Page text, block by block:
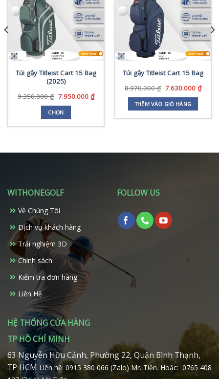
Túi gậy Titleist Cart 15 Bag
(2025)
9.350.000₫ Giá
là:
9.350.000 ₫.
7.950.000 ₫Giá
7.950.000 ₫.
CHỌN
có
Các
chọn
có
thể
được
chọn
trang
phẩm
Túi gậy Titleist Cart 15 Bag
8.970.000₫ Giá
là:
8.970.000 ₫.
7.630.000 ₫Giá
THÊM VÀO GIỎ HÀNG
₫.
WITHONEGOLF
Về Chúng Tôi
Dịch vụ khách hàng
Trải nghiệm 3D
Chính sách
Kiểm tra đơn hàng
Liên Hệ
FOLLOW US
HỆ THỐNG CỬA HÀNG
TP HỒ CHÍ MINH
63 Nguyễn Hữu Cảnh, Phường 22, Quận Bình Thạnh,
TP HCMLiên hệ: 0915 380 066 (Zalo) Mr. Tiền.Hoặc: 0765 408